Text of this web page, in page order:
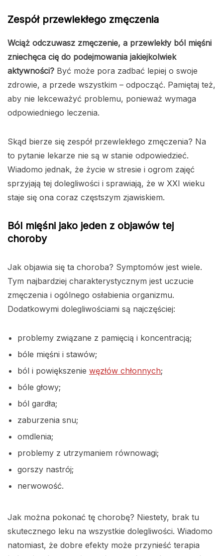
Zespół przewlekłego zmęczenia
Wciąż odczuwasz zmęczenie, a przewlekły ból mięśni
zniechęca cię do podejmowania jakiejkolwiek
aktywności? Być może pora zadbać lepiej o swoje
zdrowie, a przede wszystkim – odpocząć. Pamiętaj też,
aby nie lekceważyć problemu, ponieważ wymaga
odpowiedniego leczenia.
Skąd bierze się zespół przewlekłego zmęczenia? Na
to pytanie lekarze nie są w stanie odpowiedzieć.
Wiadomo jednak, że życie w stresie i ogrom zajęć
sprzyjają tej dolegliwości i sprawiają, że w XXI wieku
staje się ona coraz częstszym zjawiskiem.
Ból mięśni jako jeden z objawów tej
choroby
Jak objawia się ta choroba? Symptomów jest wiele.
Tym najbardziej charakterystycznym jest uczucie
zmęczenia i ogólnego osłabienia organizmu.
Dodatkowymi dolegliwościami są najczęściej:
problemy związane z pamięcią i koncentracją;
bóle mięśni i stawów;
ból i powiększenie węzłów chłonnych;
bóle głowy;
ból gardła;
zaburzenia snu;
omdlenia;
problemy z utrzymaniem równowagi;
gorszy nastrój;
nerwowość.
Jak można pokonać tę chorobę? Niestety, brak tu
skutecznego leku na wszystkie dolegliwości. Wiadomo
natomiast, że dobre efekty może przynieść terapia